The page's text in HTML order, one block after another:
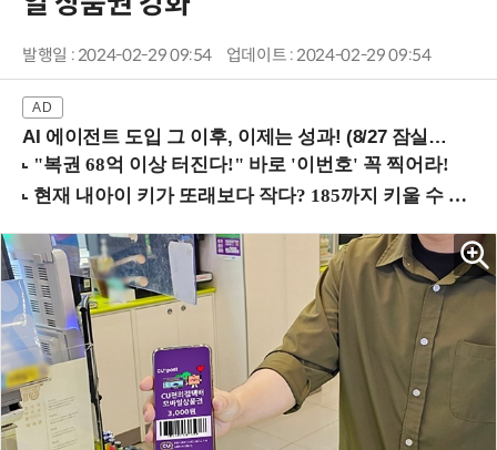
발행일 : 2024-02-29 09:54 업데이트 : 2024-02-29 09:54
AI 에이전트 도입 그 이후, 이제는 성과! (8/27 잠실역)